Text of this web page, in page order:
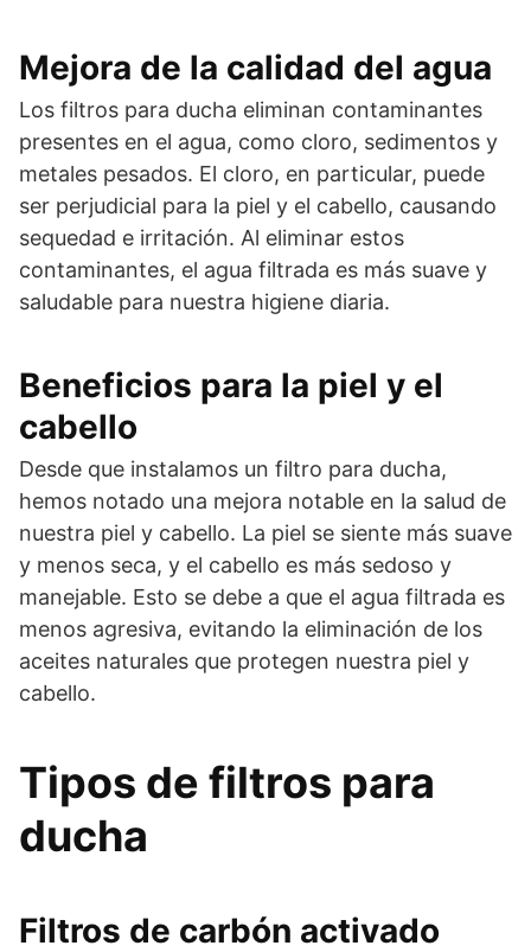
Mejora de la calidad del agua
Los filtros para ducha eliminan contaminantes
presentes en el agua, como cloro, sedimentos y
metales pesados. El cloro, en particular, puede
ser perjudicial para la piel y el cabello, causando
sequedad e irritación. Al eliminar estos
contaminantes, el agua filtrada es más suave y
saludable para nuestra higiene diaria.
Beneficios para la piel y el
cabello
Desde que instalamos un filtro para ducha,
hemos notado una mejora notable en la salud de
nuestra piel y cabello. La piel se siente más suave
y menos seca, y el cabello es más sedoso y
manejable. Esto se debe a que el agua filtrada es
menos agresiva, evitando la eliminación de los
aceites naturales que protegen nuestra piel y
cabello.
Tipos de filtros para
ducha
Filtros de carbón activado